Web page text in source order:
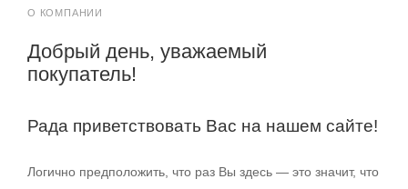
О КОМПАНИИ
Добрый день, уважаемый
покупатель!
Рада приветствовать Вас на нашем сайте!
Логично предположить, что раз Вы здесь — это значит, что